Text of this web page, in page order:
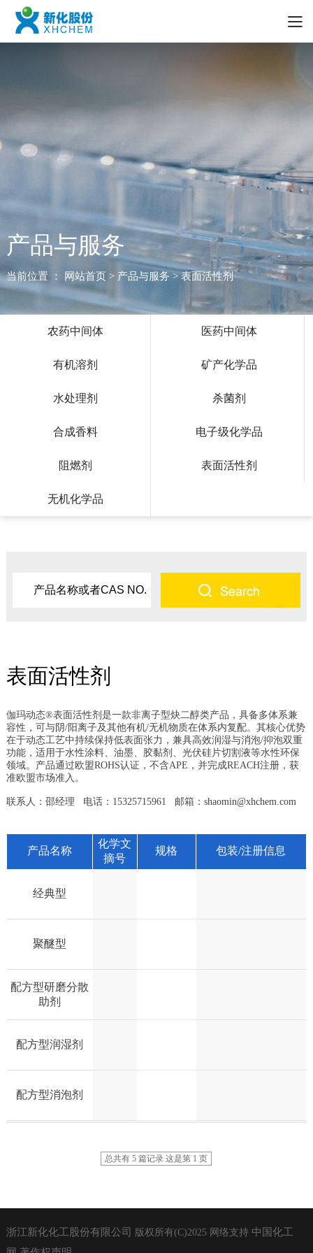
产品与服务
当前位置 ： 网站首页> 产品与服务 > 表面活性剂
农药中间体 医药中间体
有机溶剂 矿产化学品
水处理剂 杀菌剂
合成香料 电子级化学品
阻燃剂 表面活性剂
无机化学品
表面活性剂
伽玛动态®表面活性剂是一款非离子型炔二醇类产品，具备多体系兼
容性，可与阴/阳离子及其他有机/无机物质在体系内复配。其核心优势
在于动态工艺中持续保持低表面张力，兼具高效润湿与消泡/抑泡双重
功能，适用于水性涂料、油墨、胶黏剂、光伏硅片切割液等水性环保
领域。产品通过欧盟ROHS认证，不含APE，并完成REACH注册，获
准欧盟市场准入。
联系人：邵经理 电话：15325715961 邮箱： shaomin@xhchem.com
产品名称
化学文
摘号
规格 包装/注册信息
经典型
聚醚型
配方型研磨分散
助剂
配方型润湿剂
配方型消泡剂
总共有 5 篇记录 这是第 1 页
浙江新化化工股份有限公司 版权所有(C)2025网络支持 中国化工